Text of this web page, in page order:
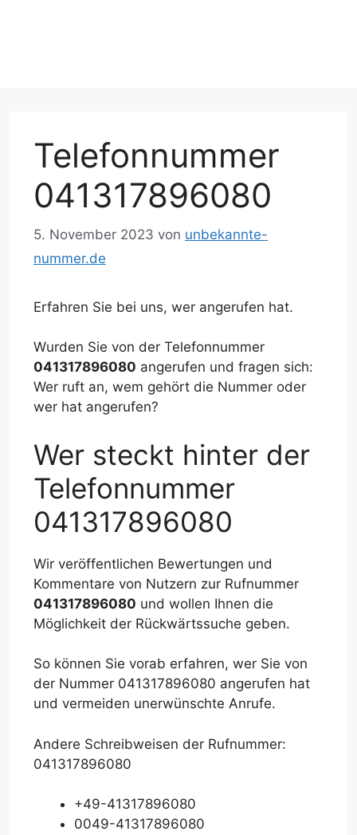
Telefonnummer
041317896080
5. November 2023 von unbekannte-
nummer.de
Erfahren Sie bei uns, wer angerufen hat.
Wurden Sie von der Telefonnummer
041317896080 angerufen und fragen sich:
Wer ruft an, wem gehört die Nummer oder
wer hat angerufen?
Wer steckt hinter der
Telefonnummer
041317896080
Wir veröffentlichen Bewertungen und
Kommentare von Nutzern zur Rufnummer
041317896080 und wollen Ihnen die
Möglichkeit der Rückwärtssuche geben.
So können Sie vorab erfahren, wer Sie von
der Nummer 041317896080 angerufen hat
und vermeiden unerwünschte Anrufe.
Andere Schreibweisen der Rufnummer:
041317896080
+49-41317896080
0049-41317896080